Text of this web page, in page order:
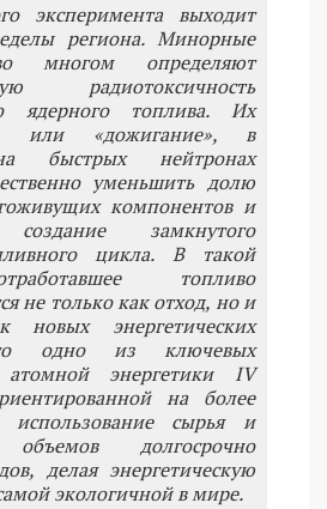
эксперимента выходит
региона. Минорные
многом определяют
радиотоксичность
ядерного топлива. Их
или «дожигание», в
быстрых нейтронах
уменьшить долю
компонентов и
создание замкнутого
цикла. В такой
топливо
не только как отход, но и
новых энергетических
одно из ключевых
атомной энергетики IV
на более
использование сырья и
объемов долгосрочно
делая энергетическую
экологичной в мире.